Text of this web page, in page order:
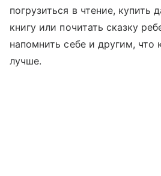
погрузиться в чтение, купить
книгу или почитать сказку
напомнить себе и другим, что
лучше.